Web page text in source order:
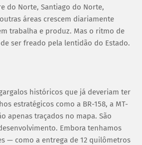
do Norte, Santiago do Norte,
áreas crescem diariamente
trabalha e produz. Mas o ritmo de
ser freado pela lentidão do Estado.
históricos que já deveriam ter
estratégicos como a BR-158, a MT-
apenas traçados no mapa. São
Embora tenhamos
— como a entrega de 12 quilômetros